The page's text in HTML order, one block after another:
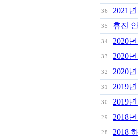
36 2021
35 휴진
34 2020
33 2020
32 2020
31 2019
30 2019
29 2018
28 2018